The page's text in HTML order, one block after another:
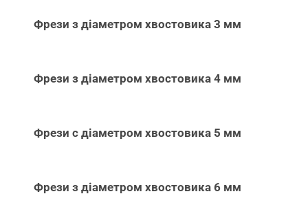
Фрези з діаметром хвостовика 3 мм
Фрези з діаметром хвостовика 4 мм
Фрези с діаметром хвостовика 5 мм
Фрези з діаметром хвостовика 6 мм